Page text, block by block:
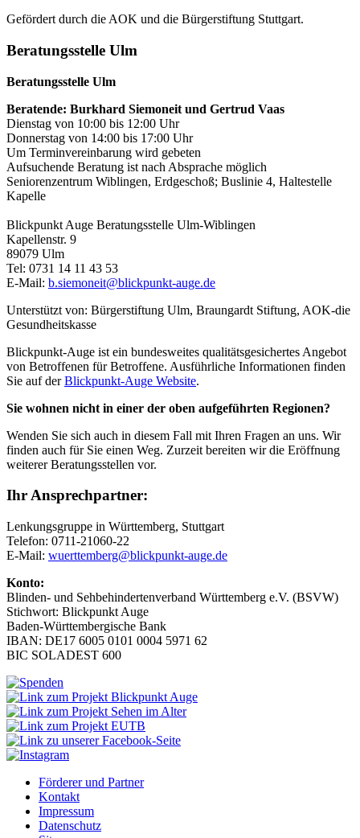
Gefördert durch die AOK und die Bürgerstiftung Stuttgart.
Beratungsstelle Ulm
Beratungsstelle Ulm
Beratende: Burkhard Siemoneit und Gertrud Vaas
Dienstag von 10:00 bis 12:00 Uhr
Donnerstag von 14:00 bis 17:00 Uhr
Um Terminvereinbarung wird gebeten
Aufsuchende Beratung ist nach Absprache möglich
Seniorenzentrum Wiblingen, Erdgeschoß; Buslinie 4, Haltestelle
Kapelle
Blickpunkt Auge Beratungsstelle Ulm-Wiblingen
Kapellenstr. 9
89079 Ulm
Tel: 0731 14 11 43 53
E-Mail: b.siemoneit@blickpunkt-auge.de
Unterstützt von: Bürgerstiftung Ulm, Braungardt Stiftung, AOK-die
Gesundheitskasse
Blickpunkt-Auge ist ein bundesweites qualitätsgesichertes Angebot
von Betroffenen für Betroffene. Ausführliche Informationen finden
Sie auf derBlickpunkt-Auge Website.
Sie wohnen nicht in einer der oben aufgeführten Regionen?
Wenden Sie sich auch in diesem Fall mit Ihren Fragen an uns. Wir
finden auch für Sie einen Weg. Zurzeit bereiten wir die Eröffnung
weiterer Beratungsstellen vor.
Ihr Ansprechpartner:
Lenkungsgruppe in Württemberg, Stuttgart
Telefon: 0711-21060-22
E-Mail: wuerttemberg@blickpunkt-auge.de
Konto:
Blinden- und Sehbehindertenverband Württemberg e.V. (BSVW)
Stichwort: Blickpunkt Auge
Baden-Württembergische Bank
IBAN: DE17 6005 0101 0004 5971 62
BIC SOLADEST 600
Förderer und Partner
Kontakt
Impressum
Datenschutz